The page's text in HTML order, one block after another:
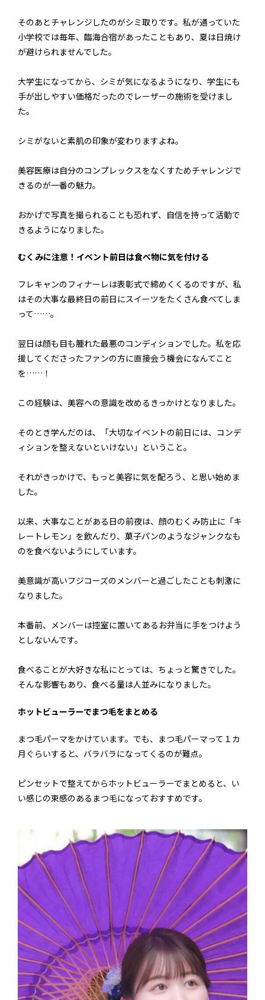
そのあとチャレンジしたのがシミ取りです。私が通っていた
小学校では毎年、臨海合宿があったこともあり、夏は日焼け
が避けられませんでした。
大学生になってから、シミが気になるようになり、学生にも
手が出しやすい価格だったのでレーザーの施術を受けまし
た。
シミがないと素肌の印象が変わりますよね。
美容医療は自分のコンプレックスをなくすためチャレンジで
きるのが一番の魅力。
おかげで写真を撮られることも恐れず、自信を持って活動で
きるようになりました。
むくみに注意！イベント前日は食べ物に気を付ける
フレキャンのフィナーレは表彰式で締めくくるのですが、私
はその大事な最終日の前日にスイーツをたくさん食べてしま
って……。
翌日は顔も目も腫れた最悪のコンディションでした。私を応
援してくださったファンの方に直接会う機会になんてこと
を……！
この経験は、美容への意識を改めるきっかけとなりました。
そのとき学んだのは、「大切なイベントの前日には、コンデ
ィションを整えないといけない」ということ。
それがきっかけで、もっと美容に気を配ろう、と思い始めま
した。
以来、大事なことがある日の前夜は、顔のむくみ防止に「キ
レートレモン」を飲んだり、菓子パンのようなジャンクなも
のを食べないようにしています。
美意識が高いフジコーズのメンバーと過ごしたことも刺激に
なりました。
本番前、メンバーは控室に置いてあるお弁当に手をつけよう
としないんです。
食べることが大好きな私にとっては、ちょっと驚きでした。
そんな影響もあり、食べる量は人並みになりました。
ホットビューラーでまつ毛をまとめる
まつ毛パーマをかけています。でも、まつ毛パーマって１カ
月ぐらいすると、バラバラになってくるのが難点。
ピンセットで整えてからホットビューラーでまとめると、い
い感じの束感のあるまつ毛になっておすすめです。